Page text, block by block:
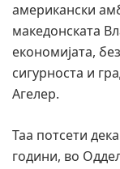
американски
македонската
економијата,
сигурноста и
Агелер.
Таа потсети
години, во